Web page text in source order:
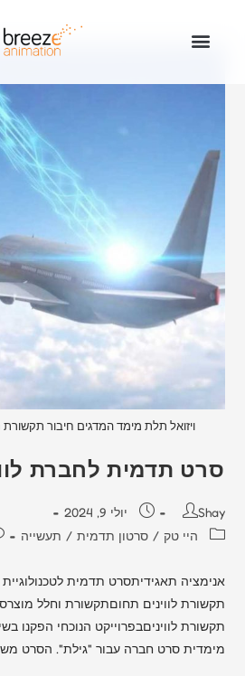
ויזואל תלת מימד המדגים חיבור תקשורת
סרט תדמית לחברת
Shay
יולי 9, 2024
היי טק / סרטון תדמית / תעשייה
אנימציה תאגידיתסרט תדמית לטכנולוגיית
תקשורת לוויניםבפרוייקט הנוכחי הפקנו
מימדית סרט חברה עבור "גילת". הסרט